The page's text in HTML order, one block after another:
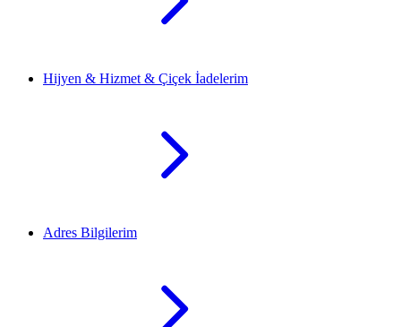
Hijyen & Hizmet & Çiçek İadelerim
Adres Bilgilerim